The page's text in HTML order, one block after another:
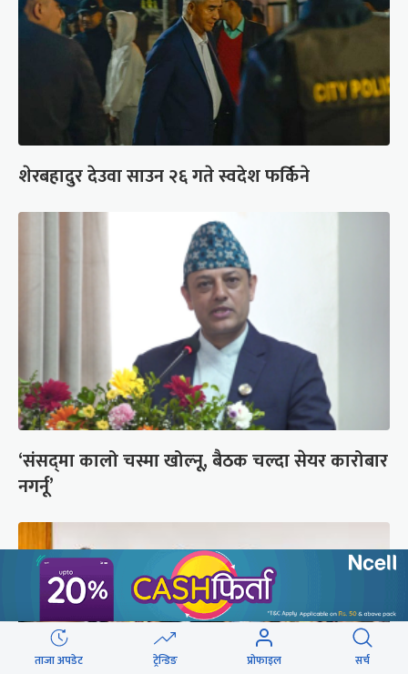
शेरबहादुर देउवा साउन २६ गते स्वदेश फर्किने
‘संसद्‍मा कालो चस्मा खोल्नू, बैठक चल्दा सेयर कारोबार
नगर्नू’
ताजा अपडेट ट्रेन्डिङ प्रोफाइल सर्च